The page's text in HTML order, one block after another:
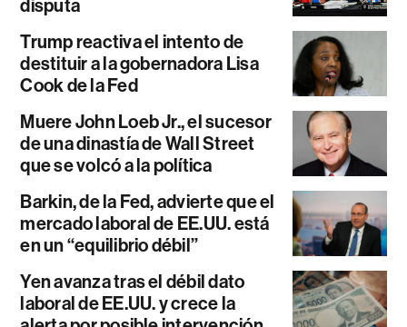
disputa
Trump reactiva el intento de
destituir a la gobernadora Lisa
Cook de la Fed
Muere John Loeb Jr., el sucesor
de una dinastía de Wall Street
que se volcó a la política
Barkin, de la Fed, advierte que el
mercado laboral de EE.UU. está
en un “equilibrio débil”
Yen avanza tras el débil dato
laboral de EE.UU. y crece la